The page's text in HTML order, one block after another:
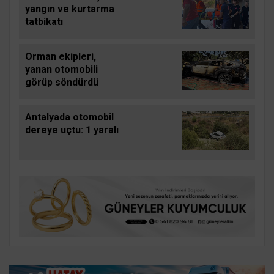
yangın ve kurtarma
tatbikatı
Orman ekipleri,
yanan otomobili
görüp söndürdü
Antalyada otomobil
dereye uçtu: 1 yaralı